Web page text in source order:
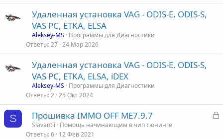
Удаленная установка VAG - ODIS-E, ODIS-S,
VAS PC, ETKA, ELSA
Aleksey-MS
Программы для Диагностики
Ответы 27 24 Мар 2026
Удаленная установка VAG - ODIS-E, ODIS-S,
VAS PC, ETKA, ELSA, iDEX
Aleksey-MS
Программы для Диагностики
Ответы 2 25 Окт 2024
S
З
Прошивка IMMO OFF ME7.9.7
Slavantii
Помощь начинающим в чип тюнинге
Ответы 6 12 Фев 2021